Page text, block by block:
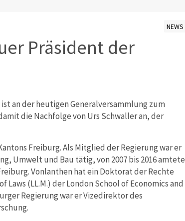
NEWS
Präsident der
an der heutigen Generalversammlung zum
die Nachfolge von Urs Schwaller an, der
Freiburg. Als Mitglied der Regierung war er
Umwelt und Bau tätig, von 2007 bis 2016 amtete
Vonlanthen hat ein Doktorat der Rechte
(LL.M.) der London School of Economics and
Regierung war er Vizedirektor des